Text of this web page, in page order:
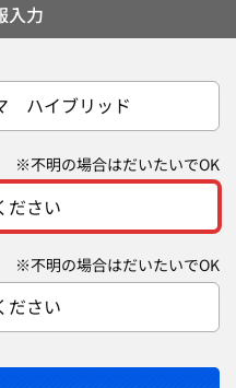
入力
ハイブリッド
※不明の場合はだいたいでOK
ださい
※不明の場合はだいたいでOK
ださい